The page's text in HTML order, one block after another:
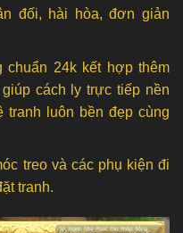
đối, hài hòa, đơn giản
chuẩn 24k kết hợp thêm
cách ly trực tiếp nền
luôn bền đẹp cùng
treo và các phụ kiện đi
tranh.